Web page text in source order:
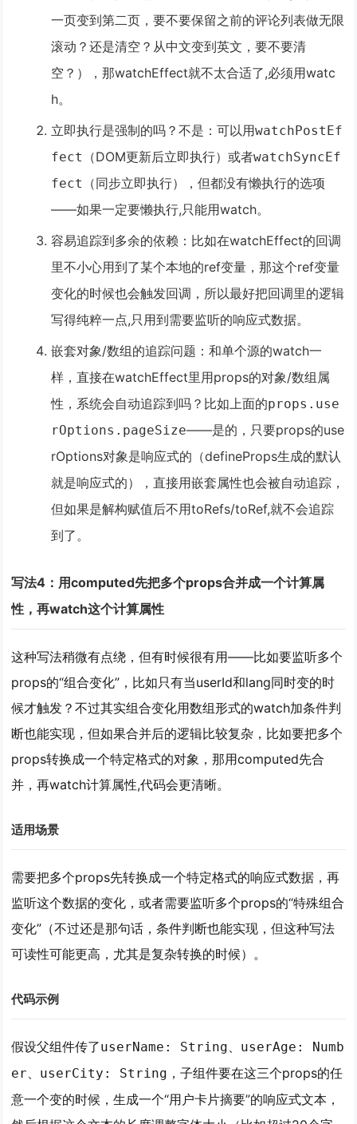
一页变到第二页，要不要保留之前的评论列表做无限
滚动？还是清空？从中文变到英文，要不要清
空？），那watchEffect就不太合适了,必须用watc
h。
立即执行是强制的吗？不是 ：可以用watchPostEf
fect
（DOM更新后立即执行）或者watchSyncEf
fect
（同步立即执行），但都没有懒执行的选项
——如果一定要懒执行,只能用watch。
容易追踪到多余的依赖 ：比如在watchEffect的回调
里不小心用到了某个本地的ref变量，那这个ref变量
变化的时候也会触发回调，所以最好把回调里的逻辑
写得纯粹一点,只用到需要监听的响应式数据。
嵌套对象/数组的追踪问题 ：和单个源的watch一
样，直接在watchEffect里用props的对象/数组属
性，系统会自动追踪到吗？比如上面的props.use
rOptions.pageSize——是的，只要props的use
rOptions对象是响应式的（defineProps生成的默认
就是响应式的），直接用嵌套属性也会被自动追踪，
但如果是解构赋值后不用toRefs/toRef,就不会追踪
到了。
写法4：用computed先把多个props合并成一个计算属
性，再watch这个计算属性
这种写法稍微有点绕，但有时候很有用——比如要监听多个
props的“组合变化”，比如只有当userId和lang同时变的时
候才触发？不过其实组合变化用数组形式的watch加条件判
断也能实现，但如果合并后的逻辑比较复杂，比如要把多个
props转换成一个特定格式的对象，那用computed先合
并，再watch计算属性,代码会更清晰。
适用场景
需要把多个props先转换成一个特定格式的响应式数据 ，再
监听这个数据的变化，或者需要监听多个props的“特殊组合
变化”（不过还是那句话，条件判断也能实现，但这种写法
可读性可能更高，尤其是复杂转换的时候）。
代码示例
假设父组件传了userName: String、 userAge: Numb
er、 userCity: String ，子组件要在这三个props的任
意一个变的时候，生成一个“用户卡片摘要”的响应式文本，